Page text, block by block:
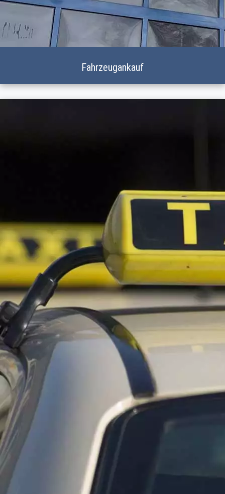
Fahrzeugankauf